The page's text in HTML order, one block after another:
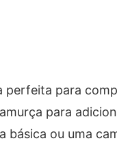
perfeita para
para
básica ou uma